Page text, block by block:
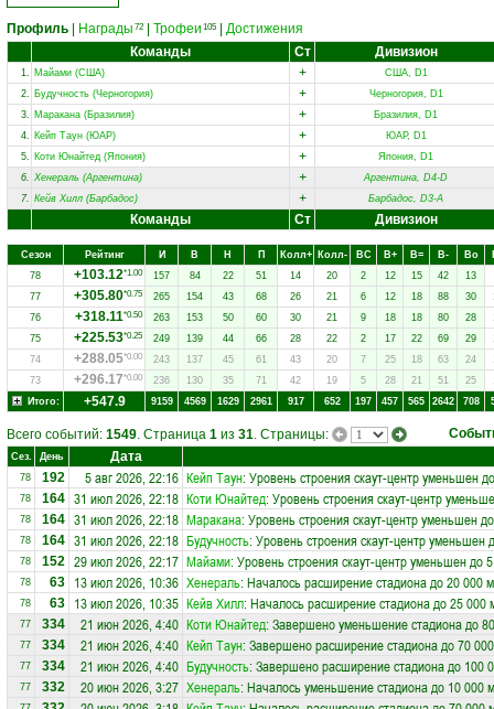
Профиль Награды 72 Трофеи 105
Достижения
Команды
Ст Дивизион
1. Майами (США) +
США, D1
2. Будучность (Черногория) +
Черногория, D1
3. Маракана (Бразилия) +
Бразилия, D1
4. Кейп Таун (ЮАР) +
ЮАР, D1
5. Коти Юнайтед (Япония) +
Япония, D1
6. Хенераль (Аргентина) +
Аргентина, D4-D
7. Кейв Хилл (Барбадос) + Барбадос, D3-A
Команды Ст Дивизион
Сезон Рейтинг И В Н П Колл+ Колл- ВC В+ В= В- Вo
78
+103.12*1.00 157 84 22 51 14 20 2 12 15 42
13
77
+305.80*0.75 265 154 43 68 26 21 6 12 18 88 30
76
+318.11*0.50 263 153 50 60 30 21 9 18 18 80 28
75
+225.53*0.25 249 139 44 66 28 22 2 17 22 69 29
74
+288.05*0.00 243 137 45 61 43 20 7 25 18 63 24
73
+296.17*0.00 236 130 35 71 42 19 5 28 21 51 25
Итого:
+547.9 9159 4569 1629 2961 917 652 197 457 565 2642 708
Всего событий: 1549. Страница 1 из 31. Страницы:
Сез. День Дата
78 192 5 авг 2026, 22:16 Кейп Таун: Уровень строения скаут-центр уменьшен
78 164 31 июл 2026, 22:18 Коти Юнайтед: Уровень строения скаут-центр
78 164 31 июл 2026, 22:18 Маракана: Уровень строения скаут-центр уменьшен
78 164 31 июл 2026, 22:18 Будучность: Уровень строения скаут-центр уменьшен
78 152 29 июл 2026, 22:17 Майами: Уровень строения скаут-центр уменьшен до
78 63 13 июл 2026, 10:36 Хенераль: Началось расширение стадиона до 20 000
78 63 13 июл 2026, 10:35 Кейв Хилл: Началось расширение стадиона до 25 000
77 334 21 июн 2026, 4:40 Коти Юнайтед: Завершено уменьшение стадиона до
77 334 21 июн 2026, 4:40 Кейп Таун: Завершено расширение стадиона до 70
77 334 21 июн 2026, 4:40 Будучность: Завершено расширение стадиона до 100
77 332 20 июн 2026, 3:27 Хенераль: Началось уменьшение стадиона до 10 000